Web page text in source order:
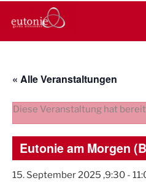
Inhalt
EUTONIE.DE
Lebensbalance durch körperliche
« Alle Veranstaltungen
Diese Veranstaltung hat
Eutonie am Morgen
15. September 2025 ,9:30 -